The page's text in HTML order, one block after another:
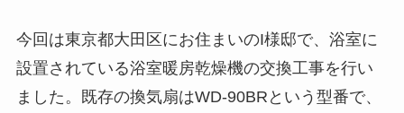
今回は東京都大田区にお住まいのI様邸で、浴室に
設置されている浴室暖房乾燥機の交換工事を行い
ました。既存の換気扇はWD-90BRという型番で、